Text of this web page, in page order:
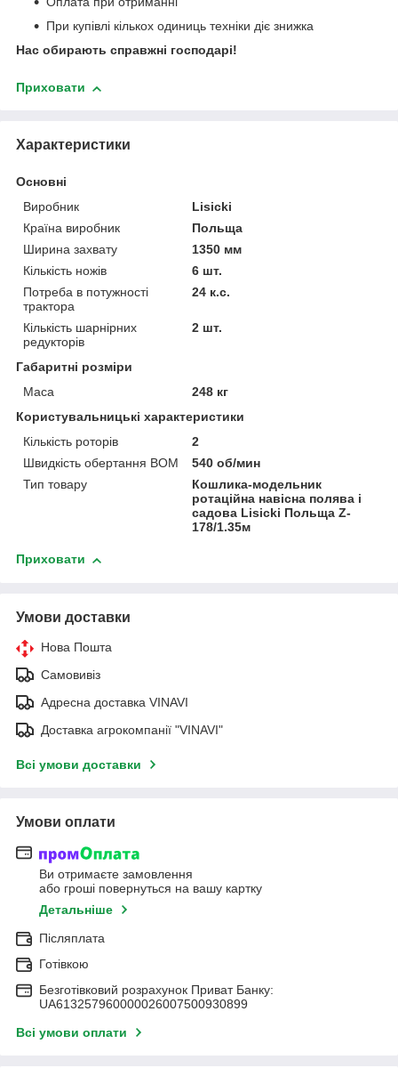
При купівлі кількох одиниць техніки діє знижка
Нас обирають справжні господарі!
Приховати
Характеристики
Основні
Виробник
Lisicki
Країна виробник
Польща
Ширина захвату
1350 мм
Кількість ножів
6 шт.
Потреба в потужності
трактора
24 к.с.
Кількість шарнірних
редукторів
2 шт.
Габаритні розміри
Маса
248 кг
Користувальницькі характеристики
Кількість роторів
2
Швидкість обертання ВОМ
540 об/мин
Тип товару
Кошлика-модельник
ротаційна навісна полява і
садова Lisicki Польща Z-
178/1.35м
Приховати
Умови доставки
Нова Пошта
Самовивіз
Адресна доставка VINAVI
Доставка агрокомпанії "VINAVI"
Всі умови доставки
Умови оплати
Ви отримаєте замовлення
або гроші повернуться на вашу картку
Детальніше
Післяплата
Готівкою
Безготівковий розрахунок Приват Банку:
UA613257960000026007500930899
Всі умови оплати